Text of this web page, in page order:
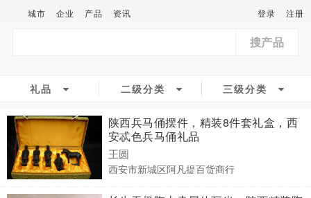
城市 企业 产品 资讯 登录 注册
搜产品
礼品 二级分类 三级分类
陕西兵马俑摆件，精装8件套礼盒，西
安忒色兵马俑礼品
王圆
西安市新城区阿凡提百货商行